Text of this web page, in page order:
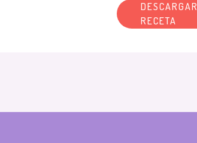
DESCARGAR
RECETA